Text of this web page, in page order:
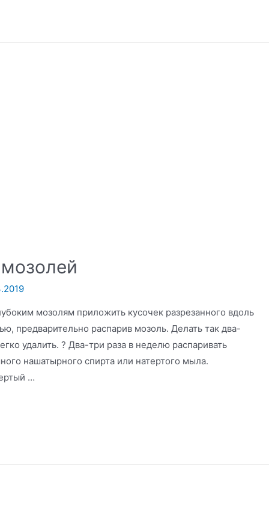
мозолям приложить кусочек разрезанного вдоль
предварительно распарив мозоль. Делать так два-
удалить. ? Два-три раза в неделю распаривать
нашатырного спирта или натертого мыла.
…